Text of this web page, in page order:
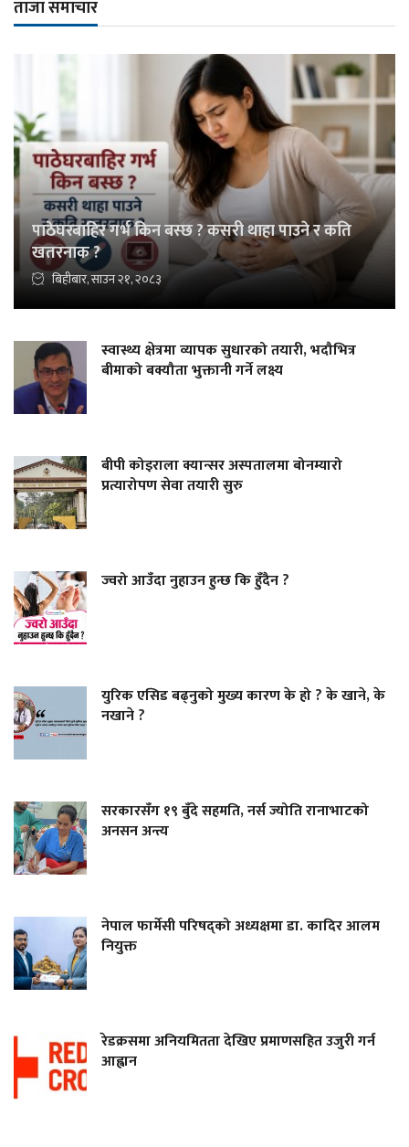
ताजा समाचार
पाठेघरबाहिर गर्भ किन बस्छ ? कसरी थाहा पाउने र कति
खतरनाक ?
बिहीबार, साउन २१, २०८३
स्वास्थ्य क्षेत्रमा व्यापक सुधारको तयारी, भदौभित्र
बीमाको बक्यौता भुक्तानी गर्ने लक्ष्य
बीपी कोइराला क्यान्सर अस्पतालमा बोनम्यारो
प्रत्यारोपण सेवा तयारी सुरु
ज्वरो आउँदा नुहाउन हुन्छ कि हुँदैन ?
युरिक एसिड बढ्नुको मुख्य कारण के हो ? के खाने, के
नखाने ?
सरकारसँग १९ बुँदे सहमति, नर्स ज्योति रानाभाटको
अनसन अन्त्य
नेपाल फार्मेसी परिषद्को अध्यक्षमा डा. कादिर आलम
नियुक्त
रेडक्रसमा अनियमितता देखिए प्रमाणसहित उजुरी गर्न
आह्वान